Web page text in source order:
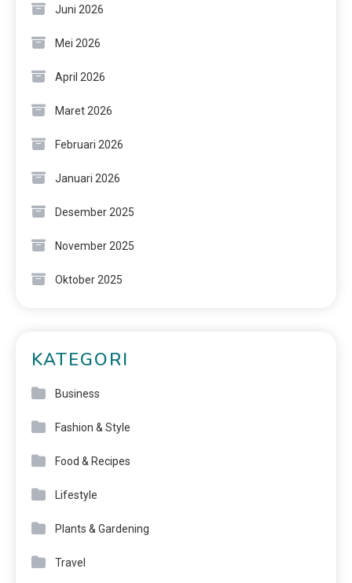
Juni 2026
Mei 2026
April 2026
Maret 2026
Februari 2026
Januari 2026
Desember 2025
November 2025
Oktober 2025
KATEGORI
Business
Fashion & Style
Food & Recipes
Lifestyle
Plants & Gardening
Travel